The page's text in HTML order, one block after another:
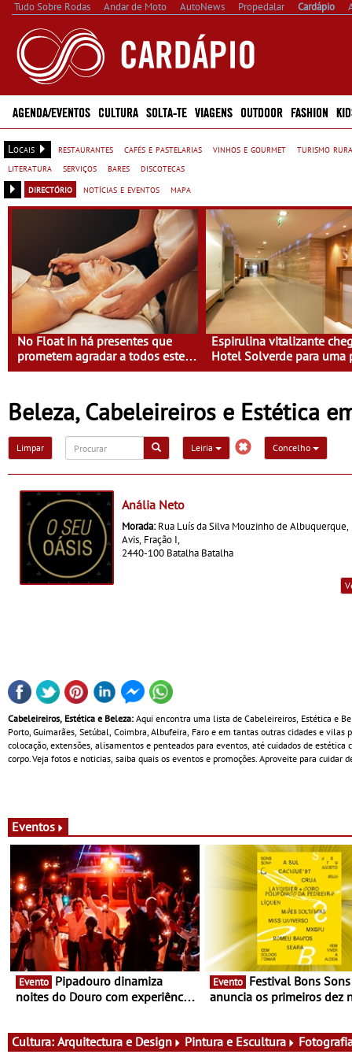
Tudo Sobre Rodas Andar de Moto AutoNews Propedalar Cardápio
AGENDA/EVENTOS CULTURA SOLTA-TE VIAGENS OUTDOOR FASHION
Locais restaurantes cafés e pastelarias vinhos e gourmet turismo
literatura
serviços bares
discotecas
directório
notícias e eventos mapa
No Float in há presentes que
prometem agradar a todos este
Natal
Espirulina vitalizante
Hotel Solverde para uma
mais jovem e purificada
Beleza, Cabeleireiros e Estética
Limpar Leiria Concelho
Anália Neto
Morada: Rua Luís da Silva Mouzinho de Albuquerque,
Avis, Fração I,
2440-100 Batalha Batalha
Cabeleireiros, Estética e Beleza: Aqui encontra uma lista de Cabeleireiros, Estética e
Porto, Guimarães, Setúbal, Coimbra, Albufeira, Faro e em tantas outras cidades e
colocação, extensões, alisamentos e penteados para eventos, até cuidados de
corpo. Veja fotos e noticias, saiba quais os eventos e promoções. Aproveite para cuidar
Eventos
Evento
noites do Douro com experiência
Evento
anuncia os primeiros dez
Cultura: Arquitectura e Design Pintura e Escultura